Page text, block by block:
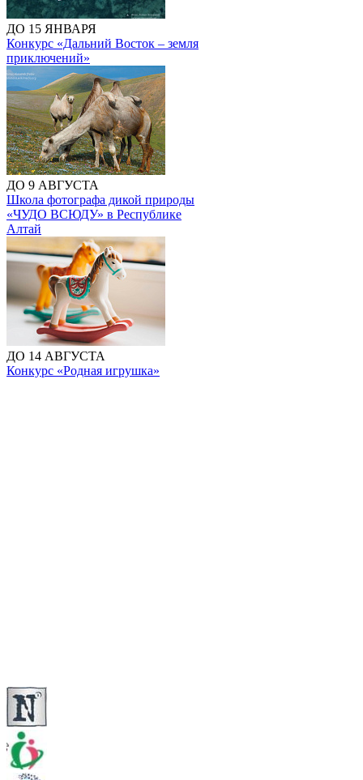
ДО 15 ЯНВАРЯ
Конкурс «Дальний Восток – земля
приключений»
ДО 9 АВГУСТА
Школа фотографа дикой природы
«ЧУДО ВСЮДУ» в Республике
Алтай
ДО 14 АВГУСТА
Конкурс «Родная игрушка»